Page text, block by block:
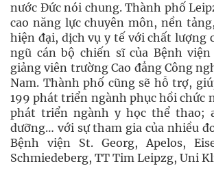
nước Đức nói chung. Thành phố
cao năng lực chuyên môn, nền
hiện đại, dịch vụ y tế với chất lượng
ngũ cán bộ chiến sĩ của Bệnh
giảng viên trường Cao đẳng Công
Nam. Thành phố cũng sẽ hỗ trợ,
199 phát triển ngành phục hồi chức
phát triển ngành y học thể thao;
dưỡng… với sự tham gia của nhiều
Bệnh viện St. Georg, Apelos,
Schmiedeberg, TT Tim Leipzg, Uni